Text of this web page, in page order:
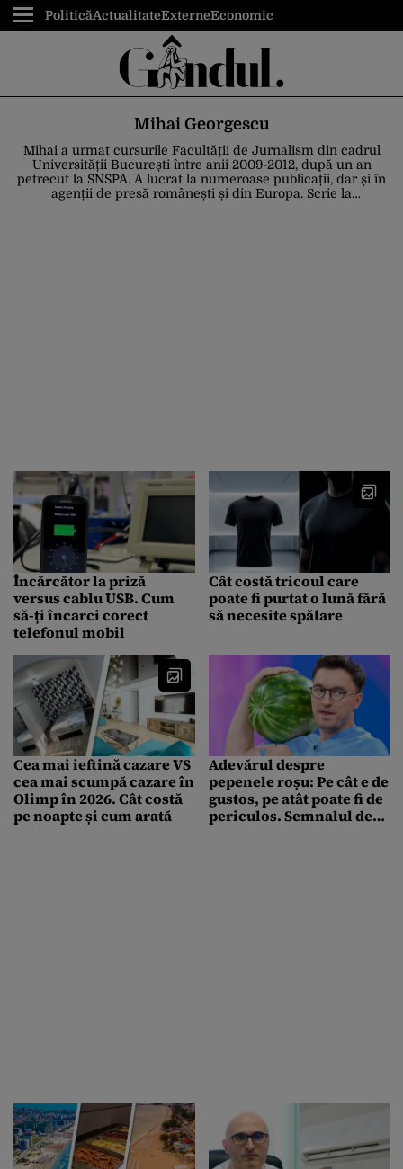
PoliticăActualitateExterneEconomic
Mihai Georgescu
Mihai a urmat cursurile Facultății de Jurnalism din cadrul
Universității București între anii 2009-2012, după un an
petrecut la SNSPA. A lucrat la numeroase publicații, dar și în
agenții de presă românești și din Europa. Scrie la
Încărcător la priză
versus cablu USB. Cum
să-ți încarci corect
telefonul mobil
Cât costă tricoul care
poate fi purtat o lună fără
să necesite spălare
Cea mai ieftină cazare VS
cea mai scumpă cazare în
Olimp în 2026. Cât costă
pe noapte și cum arată
Adevărul despre
pepenele roșu: Pe cât e de
gustos, pe atât poate fi de
periculos. Semnalul de